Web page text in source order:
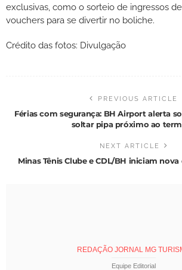
exclusivas, como o sorteio de ingressos
vouchers para se divertir no boliche.
Crédito das fotos: Divulgação
PREVIOUS ARTICLE
Férias com segurança: BH Airport alerta
soltar pipa próximo ao
NEXT ARTICLE
Minas Tênis Clube e CDL/BH iniciam
REDAÇÃO JORNAL MG
Equipe Editorial